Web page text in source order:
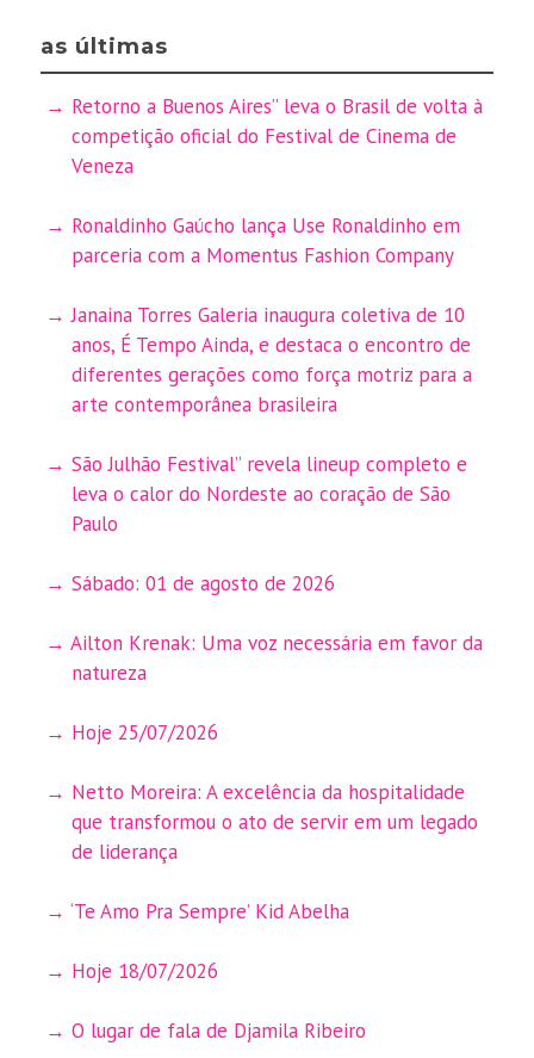
as últimas
Retorno a Buenos Aires” leva o Brasil de volta à
competição oficial do Festival de Cinema de
Veneza
Ronaldinho Gaúcho lança Use Ronaldinho em
parceria com a Momentus Fashion Company
Janaina Torres Galeria inaugura coletiva de 10
anos, É Tempo Ainda, e destaca o encontro de
diferentes gerações como força motriz para a
arte contemporânea brasileira
São Julhão Festival” revela lineup completo e
leva o calor do Nordeste ao coração de São
Paulo
Sábado: 01 de agosto de 2026
Ailton Krenak: Uma voz necessária em favor da
natureza
Hoje 25/07/2026
Netto Moreira: A excelência da hospitalidade
que transformou o ato de servir em um legado
de liderança
‘Te Amo Pra Sempre’ Kid Abelha
Hoje 18/07/2026
O lugar de fala de Djamila Ribeiro